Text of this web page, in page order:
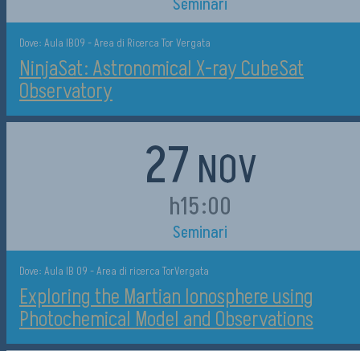
Seminari
Dove: Aula IB09 - Area di Ricerca Tor Vergata
NinjaSat: Astronomical X-ray CubeSat
Observatory
27 NOV
h15:00
Seminari
Dove: Aula IB 09 - Area di ricerca TorVergata
Exploring the Martian Ionosphere using
Photochemical Model and Observations